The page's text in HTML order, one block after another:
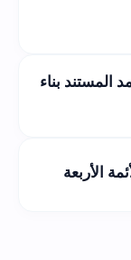
المستند بناء
الأربعة